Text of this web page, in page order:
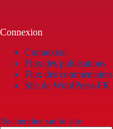
Connexion
Connexion
Flux des publications
Flux des commentaires
Site de WordPress-FR
Rechercher sur le site